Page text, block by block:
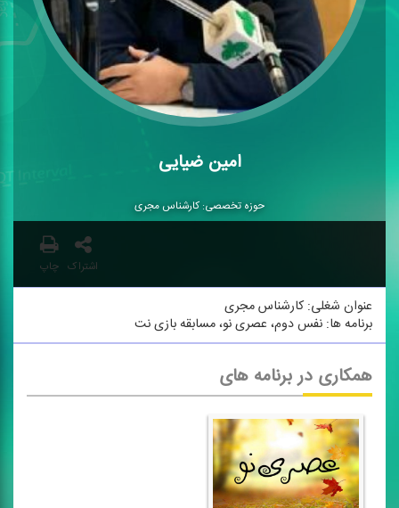
امین ضیایی
حوزه تخصصی: كارشناس مجری
اشتراک چاپ
عنوان شغلی: كارشناس مجری
برنامه ها: نفس دوم، عصری نو، مسابقه بازی نت
همکاری در برنامه های